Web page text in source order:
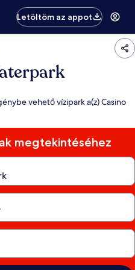
Letöltöm az appot
vehető vízipark a(z) Casino
megtekintéséhez